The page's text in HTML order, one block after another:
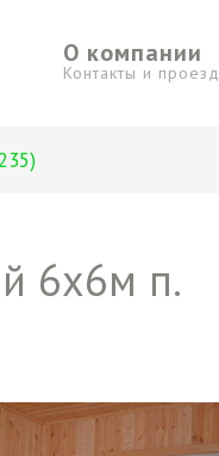
О компании
Контакты и проезд
6х6м п.